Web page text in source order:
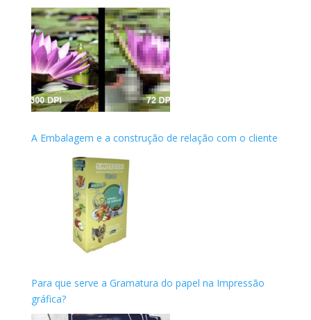
A Embalagem e a construção de relação com o cliente
Para que serve a Gramatura do papel na Impressão
gráfica?